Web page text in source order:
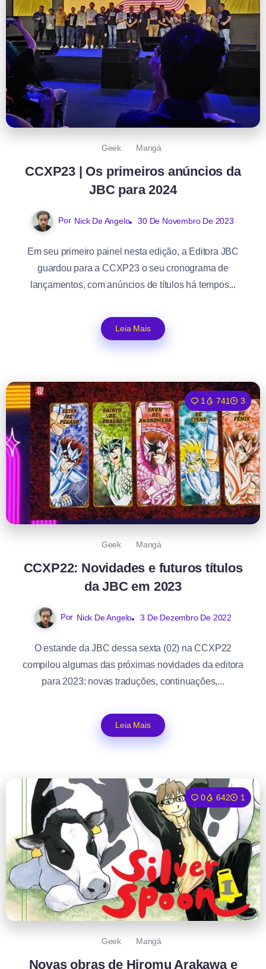
Geek Mangá
CCXP23 | Os primeiros anúncios da
JBC para 2024
Por Nick De Angelo 30 De Novembro De 2023
Em seu primeiro painel nesta edição, a Editora JBC
guardou para a CCXP23 o seu cronograma de
lançamentos, com anúncios de títulos há tempos...
Leia Mais
1 741 3
Geek Mangá
CCXP22: Novidades e futuros títulos
da JBC em 2023
Por Nick De Angelo 3 De Dezembro De 2022
O estande da JBC dessa sexta (02) na CCXP22
compilou algumas das próximas novidades da editora
para 2023: novas traduções, continuações,...
Leia Mais
0 642 1
Geek Mangá
Novas obras de Hiromu Arakawa e